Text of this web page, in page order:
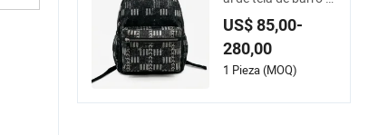
a Mochila
ara viajes para muje
res y hombres al air
e libre
US$ 85,00-
280,00
1 Pieza (MOQ)